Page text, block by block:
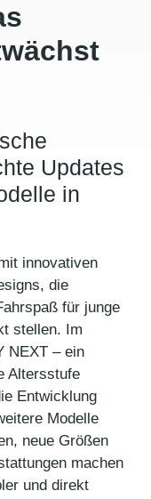
Updates
in
innovativen
die
für junge
stellen. Im
NEXT – ein
Altersstufe
Entwicklung
Modelle
neue Größen
machen
und direkt